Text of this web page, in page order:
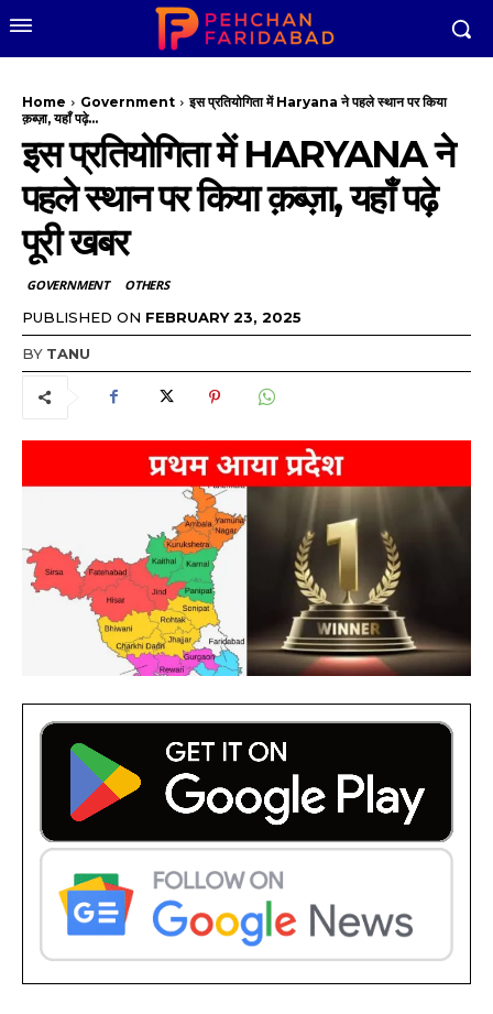
Home Government
इस प्रतियोगिता में Haryana ने पहले स्थान पर किया
क़ब्ज़ा, यहाँ पढ़े...
इस प्रतियोगिता में HARYANA ने
पहले स्थान पर किया क़ब्ज़ा, यहाँ पढ़े
पूरी खबर
GOVERNMENT OTHERS
PUBLISHED ON FEBRUARY 23, 2025
BY TANU